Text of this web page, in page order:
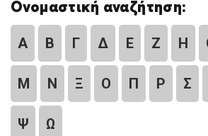
Ονομαστική αναζήτηση:
Α Β Γ Δ Ε Ζ Η
Μ Ν Ξ Ο Π Ρ Σ
Ψ Ω